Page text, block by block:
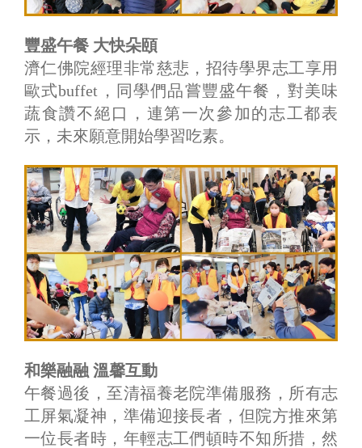
豐盛午餐 大快朵頤
濟仁佛院經理非常慈悲，招待學界志工享用
歐式buffet，同學們品嘗豐盛午餐，對美味
蔬食讚不絕口，連第一次參加的志工都表
示，未來願意開始學習吃素。
和樂融融 溫馨互動
午餐過後，至清福養老院準備服務，所有志
工屏氣凝神，準備迎接長者，但院方推來第
一位長者時，年輕志工們頓時不知所措，然